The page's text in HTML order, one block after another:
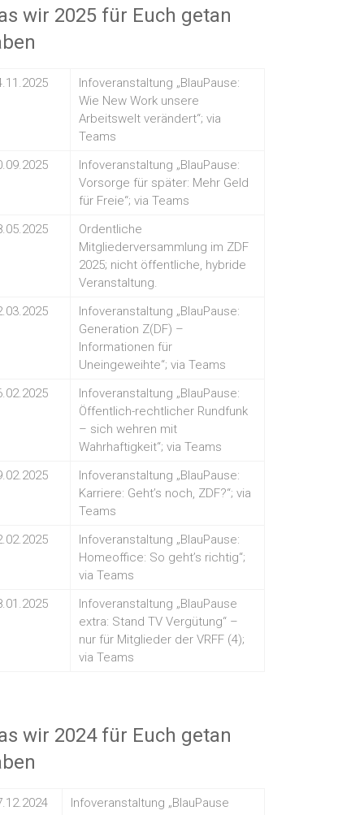
wir 2025 für Euch getan
Infoveranstaltung „BlauPause:
Wie New Work unsere
Arbeitswelt verändert“; via
Teams
Infoveranstaltung „BlauPause:
Vorsorge für später: Mehr Geld
für Freie“; via Teams
Ordentliche
Mitgliederversammlung im ZDF
2025; nicht öffentliche, hybride
Veranstaltung.
Infoveranstaltung „BlauPause:
Generation Z(DF) –
Informationen für
Uneingeweihte“; via Teams
Infoveranstaltung „BlauPause:
Öffentlich-rechtlicher Rundfunk
– sich wehren mit
Wahrhaftigkeit“; via Teams
Infoveranstaltung „BlauPause:
Karriere: Geht’s noch, ZDF?“; via
Teams
Infoveranstaltung „BlauPause:
Homeoffice: So geht’s richtig“;
via Teams
Infoveranstaltung „BlauPause
extra: Stand TV Vergütung“ –
nur für Mitglieder der VRFF (4);
via Teams
wir 2024 für Euch getan
Infoveranstaltung „BlauPause